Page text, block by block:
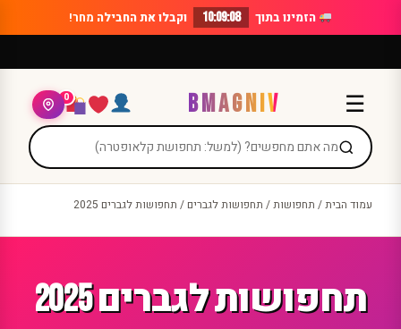
to
הזמינו בתוך 10:09:08 וקבלו את החבילה מחר!
☰
BMAGNIV
0
עמוד הבית/ תחפושות/ תחפושות לגברים / תחפושות לגברים 2025
תחפושות לגברים 2025